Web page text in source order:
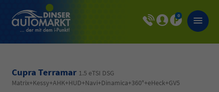
0
Cupra Terramar 1.5 eTSI DSG
Matrix+Kessy+AHK+HUD+Navi+Dinamica+360°+eHeck+GV5